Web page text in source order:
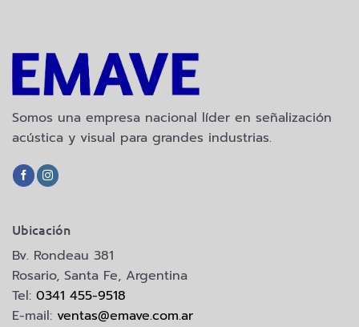
Somos una empresa nacional líder en señalización
acústica y visual para grandes industrias.
Ubicación
Bv. Rondeau 381
Rosario, Santa Fe, Argentina
Tel: 0341 455-9518
E-mail: ventas@emave.com.ar